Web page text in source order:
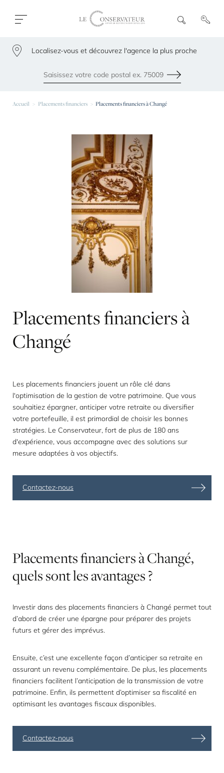
Ouvrir
menu
R
e
h
e
Localisez-vous et découvrez l'agence la plus proche
Envoyer
79300
Accueil Placements financiers Placements financiers à Changé
Placementsfinanciersà
Changé
Les placements financiers jouent un rôle clé dans
l'optimisation de la gestion de votre patrimoine. Que vous
souhaitiez épargner, anticiper votre retraite ou diversifier
votre portefeuille, il est primordial de choisir les bonnes
stratégies. Le Conservateur, fort de plus de 180 ans
d'expérience, vous accompagne avec des solutions sur
mesure adaptées à vos objectifs.
Contactez-nous
PlacementsfinanciersàChangé,
quelssontlesavantages?
Investir dans des placements financiers à Changé permet tout
d’abord de créer une épargne pour préparer des projets
futurs et gérer des imprévus.
Ensuite, c’est une excellente façon d’anticiper sa retraite en
assurant un revenu complémentaire. De plus, les placements
financiers facilitent l’anticipation de la transmission de votre
patrimoine. Enfin, ils permettent d’optimiser sa fiscalité en
optimisant les avantages fiscaux disponibles.
Contactez-nous